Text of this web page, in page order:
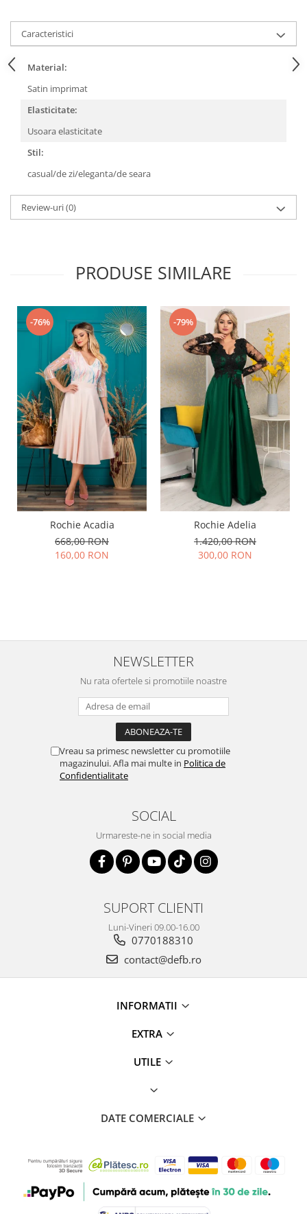
Caracteristici
Material:
Satin imprimat
Elasticitate:
Usoara elasticitate
Stil:
casual/de zi/eleganta/de seara
Review-uri(0)
PRODUSE SIMILARE
-76%
Rochie Acadia
668,00 RON
160,00 RON
-79%
Rochie Adelia
1.420,00 RON
300,00 RON
NEWSLETTER
Nu rata ofertele si promotiile noastre
Vreau sa primesc newsletter cu promotiile
magazinului. Afla mai multe in Politica de
Confidentialitate
SOCIAL
Urmareste-ne in social media
SUPORT CLIENTI
Luni-Vineri 09.00-16.00
0770188310
contact@defb.ro
INFORMATII
EXTRA
UTILE
DATE COMERCIALE